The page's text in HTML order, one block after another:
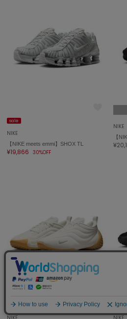
sale
NIKE
【NIKE meets emmi】SHOX TL
¥19,866 30%OFF
NIKE
【
sale sale